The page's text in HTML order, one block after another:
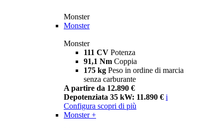
Monster
Monster
Monster
111 CV Potenza
91,1 Nm Coppia
175 kg Peso in ordine di marcia
senza carburante
A partire da 12.890 €
Depotenziata 35 kW: 11.890 € i
Configura scopri di più
Monster +